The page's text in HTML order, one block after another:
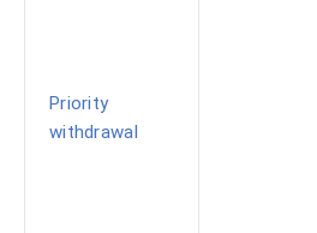
Priority
withdrawal